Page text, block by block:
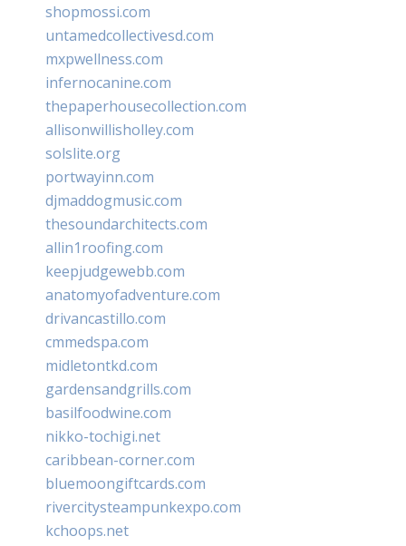
shopmossi.com
untamedcollectivesd.com
mxpwellness.com
infernocanine.com
thepaperhousecollection.com
allisonwillisholley.com
solslite.org
portwayinn.com
djmaddogmusic.com
thesoundarchitects.com
allin1roofing.com
keepjudgewebb.com
anatomyofadventure.com
drivancastillo.com
cmmedspa.com
midletontkd.com
gardensandgrills.com
basilfoodwine.com
nikko-tochigi.net
caribbean-corner.com
bluemoongiftcards.com
rivercitysteampunkexpo.com
kchoops.net